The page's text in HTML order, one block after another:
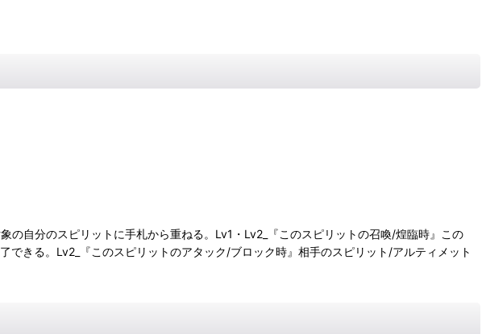
自分のスピリットに手札から重ねる。Lv1・Lv2_『このスピリットの召喚/煌臨時』この
きる。Lv2_『このスピリットのアタック/ブロック時』相手のスピリット/アルティメット